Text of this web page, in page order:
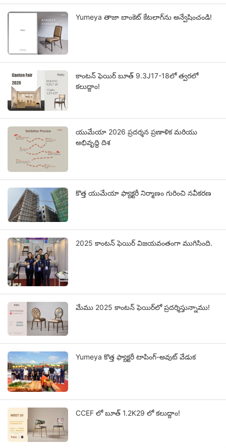
Yumeya తాజా బాంకెట్ కేటలాగ్‌ను అన్వేషించండి!
కాంటన్ ఫెయిర్ బూత్ 9.3J17-18లో త్వరలో
కలుద్దాం!
యుమేయా 2026 ప్రదర్శన ప్రణాళిక మరియు
అభివృద్ధి దిశ
కొత్త యుమేయా ఫ్యాక్టరీ నిర్మాణం గురించి నవీకరణ
2025 కాంటన్ ఫెయిర్ విజయవంతంగా ముగిసింది.
మేము 2025 కాంటన్ ఫెయిర్‌లో ప్రదర్శిస్తున్నాము!
Yumeya కొత్త ఫ్యాక్టరీ టాపింగ్-అవుట్ వేడుక
CCEF లో బూత్ 1.2K29 లో కలుద్దాం!